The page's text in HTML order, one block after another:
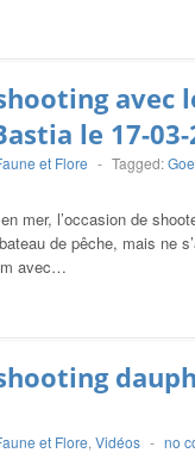
avec
le 17-03-
et Flore - Tagged:
mer, l’occasion de
de pêche, mais ne
avec…
et Flore, Vidéos - no